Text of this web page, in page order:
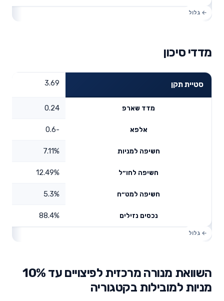
מדדי סיכון
סטיית תקן 3.69
מדד שארפ 0.24
אלפא -0.6
חשיפה למניות 7.11%
חשיפה לחו״ל 12.49%
חשיפה למט״ח 5.3%
נכסים נזילים 88.4%
השוואת מנורה מרכזית לפיצויים עד 10%
מניות למובילות בקטגוריה